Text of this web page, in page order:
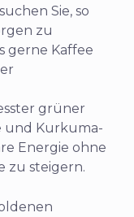
Sie, so
zu
gerne Kaffee
grüner
und Kurkuma-
Energie ohne
zu steigern.